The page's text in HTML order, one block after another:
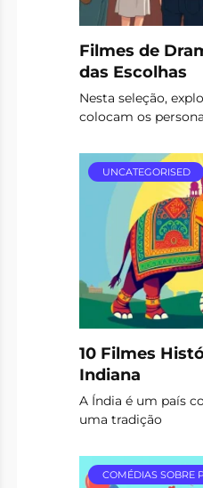
Filmes de
das Escolhas
Nesta seleção,
colocam os
UNCATEGORISED
10 Filmes
Indiana
A Índia é um país
uma tradição
COMÉDIAS SOBRE